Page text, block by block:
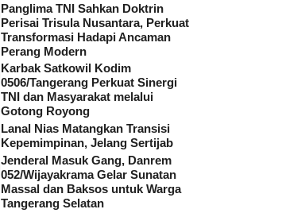
Panglima TNI Sahkan Doktrin
Perisai Trisula Nusantara, Perkuat
Transformasi Hadapi Ancaman
Perang Modern
Karbak Satkowil Kodim
0506/Tangerang Perkuat Sinergi
TNI dan Masyarakat melalui
Gotong Royong
Lanal Nias Matangkan Transisi
Kepemimpinan, Jelang Sertijab
Jenderal Masuk Gang, Danrem
052/Wijayakrama Gelar Sunatan
Massal dan Baksos untuk Warga
Tangerang Selatan